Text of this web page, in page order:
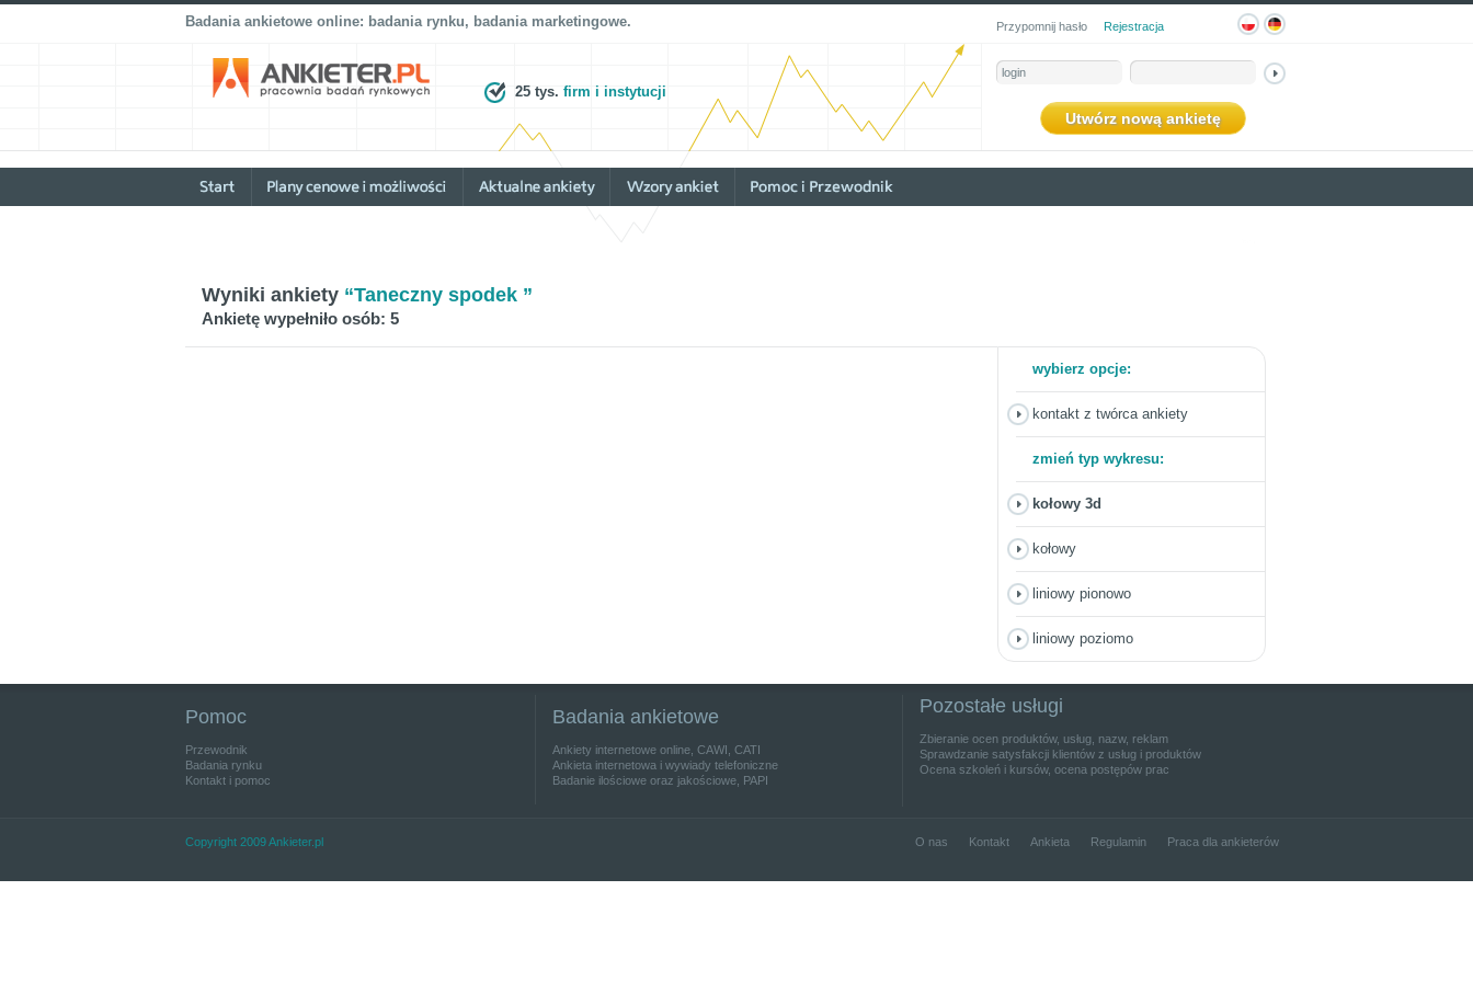
Badania ankietowe online: badania rynku, badania marketingowe.
25 tys. firm i instytucji
Przypomnij hasło Rejestracja
Utwórz nową ankietę
Wyniki ankiety “Taneczny spodek ”
Ankietę wypełniło osób: 5
wybierz opcje:
kontakt z twórca ankiety
zmień typ wykresu:
kołowy 3d
kołowy
liniowy pionowo
liniowy poziomo
Pomoc
Przewodnik
Badania rynku
Kontakt i pomoc
Badania ankietowe
Ankiety internetowe online, CAWI, CATI
Ankieta internetowa i wywiady telefoniczne
Badanie ilościowe oraz jakościowe, PAPI
Pozostałe usługi
Zbieranie ocen produktów, usług, nazw, reklam
Sprawdzanie satysfakcji klientów z usług i produktów
Ocena szkoleń i kursów, ocena postępów prac
Copyright 2009 Ankieter.pl O nas Kontakt Ankieta Regulamin Praca dla ankieterów